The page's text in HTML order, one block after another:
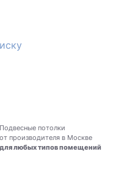
Подвесные потолки
от производителя в Москве
для любых типов помещений